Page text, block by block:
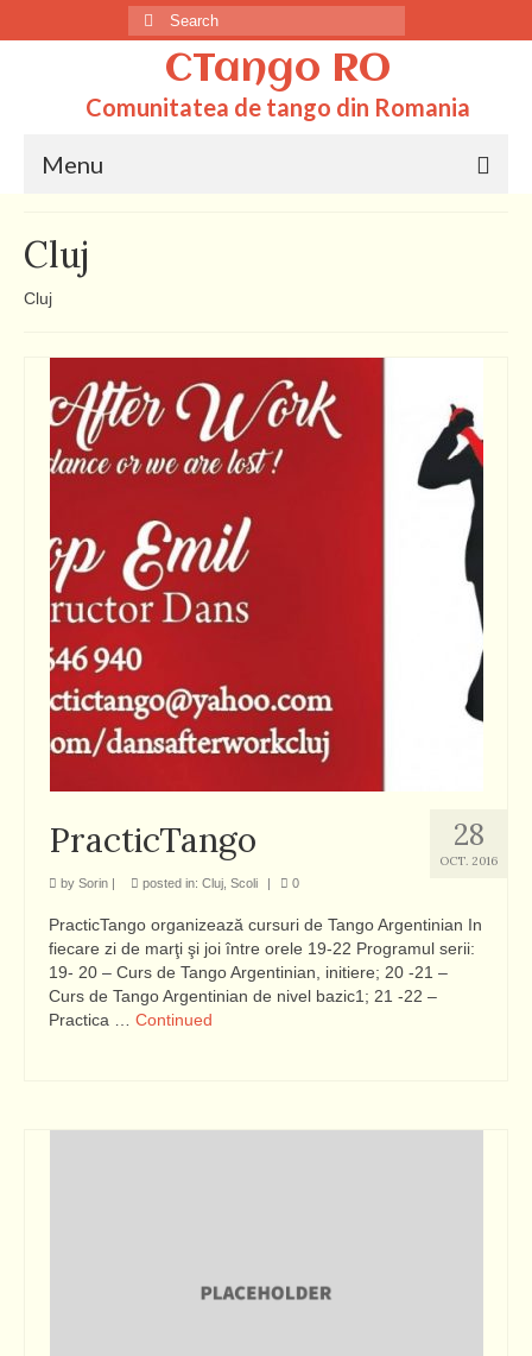
Search
for:
CTango RO
Comunitatea de tango din Romania
Menu
Totul despre tango
Scoli
Q&A
Cluj
Cluj
28
OCT. 2016
PracticTango
by Sorin | posted in: Cluj Scoli | 0
PracticTango organizează cursuri de Tango Argentinian In
fiecare zi de marţi şi joi între orele 19-22 Programul serii:
19- 20 – Curs de Tango Argentinian, initiere; 20 -21 –
Curs de Tango Argentinian de nivel bazic1; 21 -22 –
Practica … Continued